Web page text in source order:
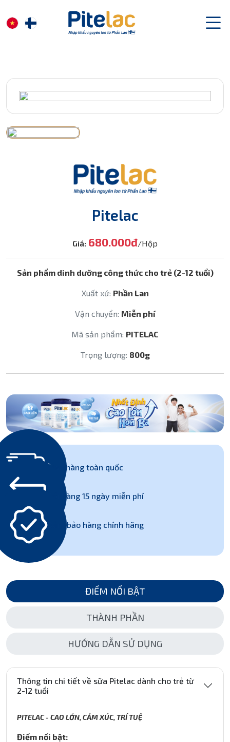
Pitelac
Giá: 680.000đ/Hộp
Sản phẩm dinh dưỡng công thức cho trẻ (2-12 tuổi)
Xuất xứ: Phần Lan
Vận chuyển: Miễn phí
Mã sản phẩm: PITELAC
Trọng lượng: 800g
Giao hàng toàn quốc
Đổi hàng 15 ngày miễn phí
Đảm bảo hàng chính hãng
ĐIỂM NỔI BẬT
THÀNH PHẦN
HƯỚNG DẪN SỬ DỤNG
Thông tin chi tiết về sữa Pitelac dành cho trẻ từ
2-12 tuổi
PITELAC - CAO LỚN, CẢM XÚC, TRÍ TUỆ
Điểm nổi bật: